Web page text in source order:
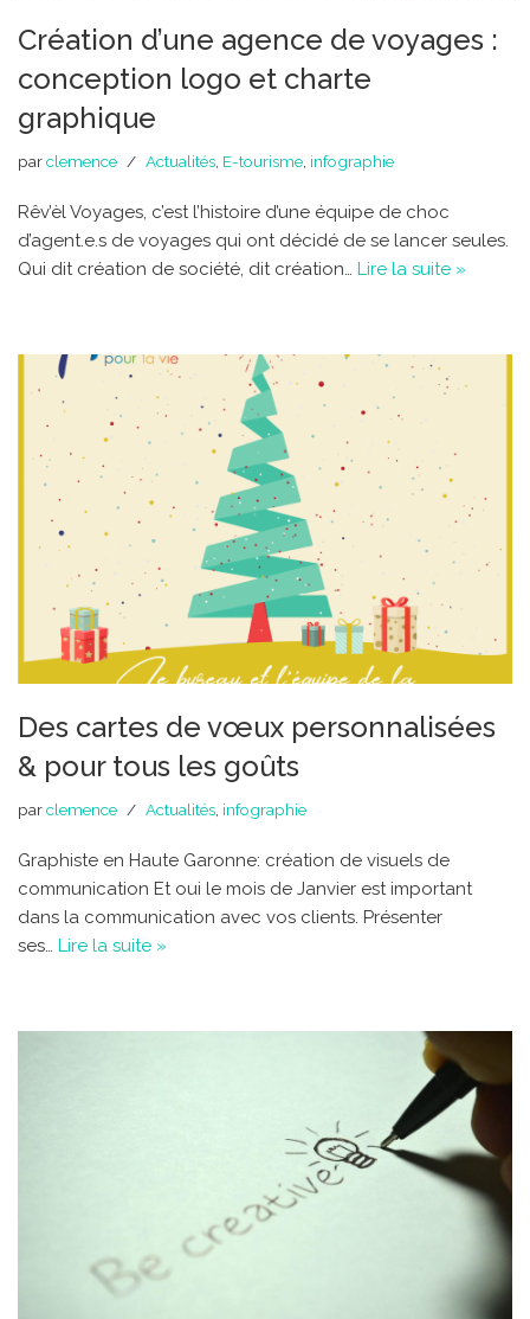
Création d’une agence de voyages :
conception logo et charte
graphique
parclemence Actualités E-tourisme infographie
Rêv’èl Voyages, c’est l’histoire d’une équipe de choc
d’agent.e.s de voyages qui ont décidé de se lancer seules.
Qui dit création de société, dit création… Lire la suite »
Des cartes de vœux personnalisées
& pour tous les goûts
parclemence Actualités, infographie
Graphiste en Haute Garonne: création de visuels de
communication Et oui le mois de Janvier est important
dans la communication avec vos clients. Présenter
ses… Lire la suite »